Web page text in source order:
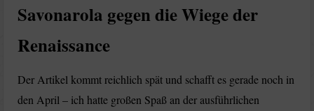
Savonarola gegen die Wiege der
Renaissance
Der Artikel kommt reichlich spät und schafft es gerade noch in
den April – ich hatte großen Spaß an der ausführlichen